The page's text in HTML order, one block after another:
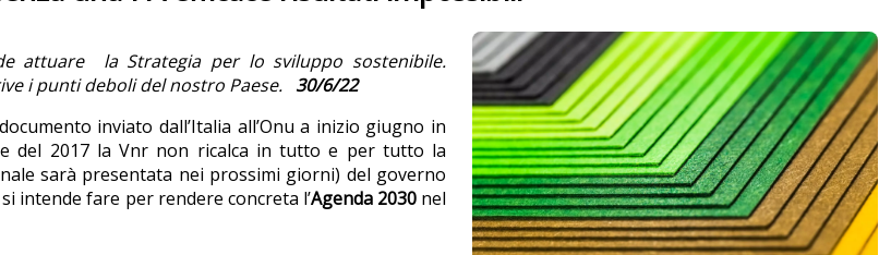
attuare
la Strategia per lo sviluppo sostenibile.
i punti deboli del nostro Paese. 30/6/22
inviato dall’Italia all’Onu a inizio giugno in
del 2017 la Vnr non ricalca in tutto e per tutto la
sarà presentata nei prossimi giorni) del governo
intende fare per rendere concreta l’Agenda 2030nel